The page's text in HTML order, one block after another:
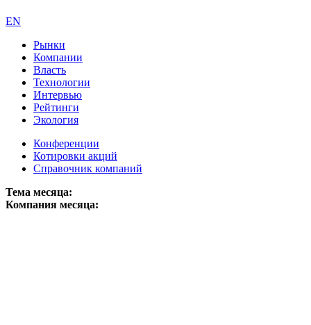
EN
Рынки
Компании
Власть
Технологии
Интервью
Рейтинги
Экология
Конференции
Котировки акций
Справочник компаний
Тема месяца:
Компания месяца: